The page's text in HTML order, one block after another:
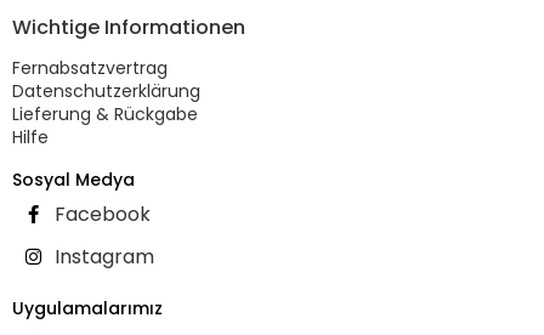
Wichtige Informationen
Fernabsatzvertrag
Datenschutzerklärung
Lieferung & Rückgabe
Hilfe
Sosyal Medya
Facebook
Instagram
Uygulamalarımız